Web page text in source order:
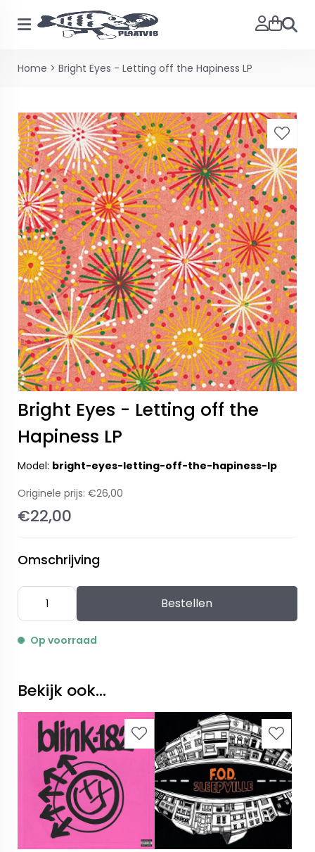
Home > Bright Eyes - Letting off the Hapiness LP
Bright Eyes - Letting off the
Hapiness LP
Model: bright-eyes-letting-off-the-hapiness-lp
Originele prijs: €26,00
€22,00
Omschrijving
Bestellen
Op voorraad
Bekijk ook...